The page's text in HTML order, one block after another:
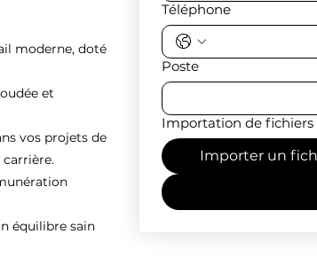
moderne, doté
et
vos projets de
équilibre sain
Téléphone
Poste
Importation de fichiers
Importer un